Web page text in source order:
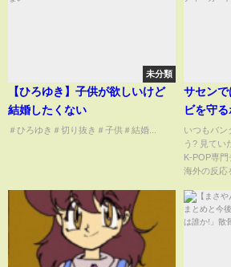
未分類
【ひろゆき】子供が欲しいけど
結婚したくない
＃ひろゆき＃切り抜き＃子供＃結婚...
サセン
ビを守
いつもバン
う? 見てい
K-POP専
海外の反応